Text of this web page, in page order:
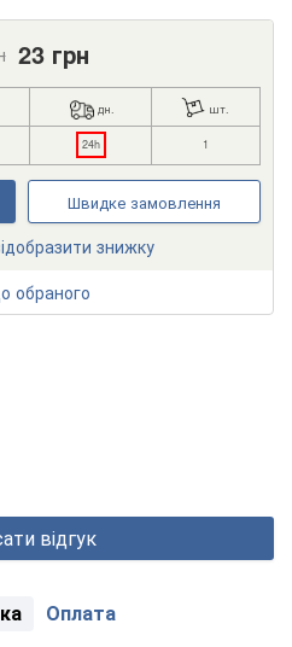
23грн
дн. шт.
24h 1
Швидке замовлення
знижку
обраного
відгук
Оплата